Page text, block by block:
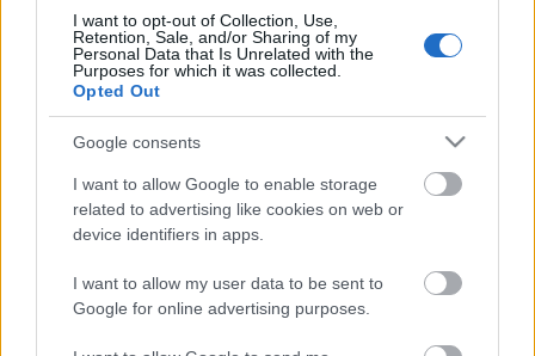
I want to opt-out of Collection, Use,
Retention, Sale, and/or Sharing of my
Personal Data that Is Unrelated with the
Purposes for which it was collected.
Opted Out
Google consents
I want to allow Google to enable storage
related to advertising like cookies on web or
device identifiers in apps.
I want to allow my user data to be sent to
Google for online advertising purposes.
„Egész pályámon arra törekedtem,
hogy a fordítással kapcsolatos